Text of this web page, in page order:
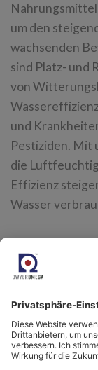
um den
wachsenden
sind Platz- und
von
und
Pestiziden. Mit
die
Effizienz
Wasser
6.
und
SM